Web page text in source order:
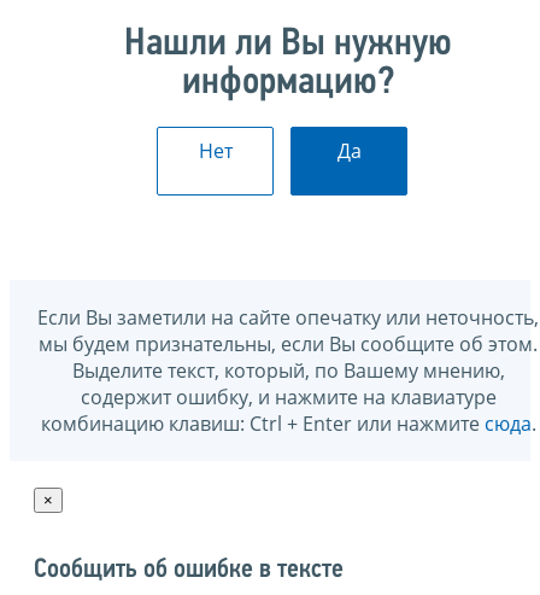
Нашли ли Вы нужную
информацию?
Нет Да
Если Вы заметили на сайте опечатку или неточность,
мы будем признательны, если Вы сообщите об этом.
Выделите текст, который, по Вашему мнению,
содержит ошибку, и нажмите на клавиатуре
комбинацию клавиш: Ctrl + Enter или нажмите сюда.
×
Сообщить об ошибке в тексте